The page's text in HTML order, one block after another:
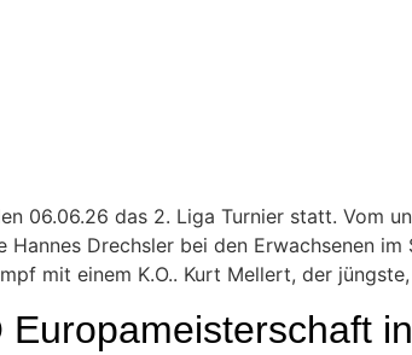
06.06.26 das 2. Liga Turnier statt. Vom
Drechsler bei den Erwachsenen
mit einem K.O.. Kurt Mellert, der
Europameisterschaft